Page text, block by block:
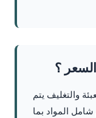
؟
والتغليف يتم
المواد بما